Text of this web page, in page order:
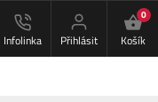
Infolinka Přihlásit
0
Košík